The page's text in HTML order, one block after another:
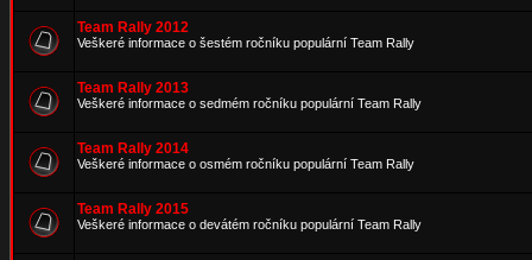
Team Rally 2012
Veškeré informace o šestém ročníku populární Team Rally
Team Rally 2013
Veškeré informace o sedmém ročníku populární Team Rally
Team Rally 2014
Veškeré informace o osmém ročníku populární Team Rally
Team Rally 2015
Veškeré informace o devátém ročníku populární Team Rally